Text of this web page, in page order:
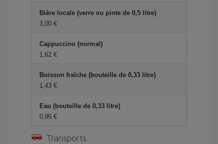
Bière locale (verre ou pinte de 0,5 litre)
3,00 €
Cappuccino (normal)
1,62 €
Boisson fraîche (bouteille de 0,33 litre)
1,43 €
Eau (bouteille de 0,33 litre)
0,95 €
Transports